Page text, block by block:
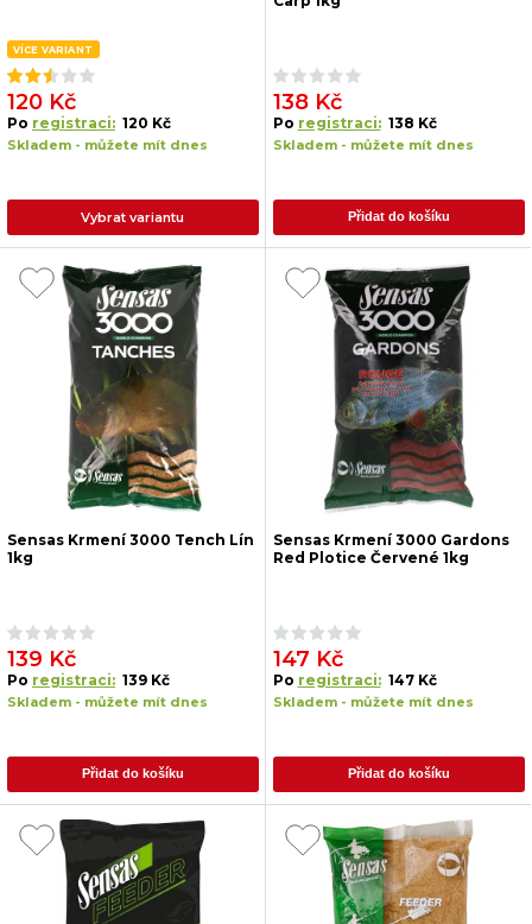
VÍCE VARIANT
120 Kč
Po registraci: 120 Kč
Skladem - můžete mít dnes
Vybrat variantu
138 Kč
Po registraci: 138 Kč
Skladem - můžete mít dnes
Přidat do košíku
Sensas Krmení 3000 Tench Lín
1kg
139 Kč
Po registraci: 139 Kč
Skladem - můžete mít dnes
Přidat do košíku
Sensas Krmení 3000 Gardons
Red Plotice Červené 1kg
147 Kč
Po registraci: 147 Kč
Skladem - můžete mít dnes
Přidat do košíku